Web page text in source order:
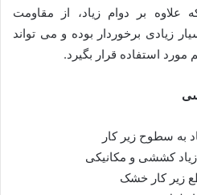
بر دوام زیاد، از مقاومت
زیادی برخوردار بوده و می ‌تواند
مورد استفاده قرار بگیرد.